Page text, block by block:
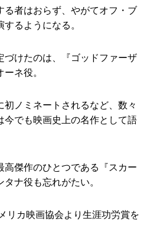
る者はおらず、やがてオフ・ブ
るようになる。
づけたのは、『ゴッドファーザ
ネ役。
初ノミネートされるなど、数々
今でも映画史上の名作として語
高傑作のひとつである『スカー
ナ役も忘れがたい。
リカ映画協会より生涯功労賞を